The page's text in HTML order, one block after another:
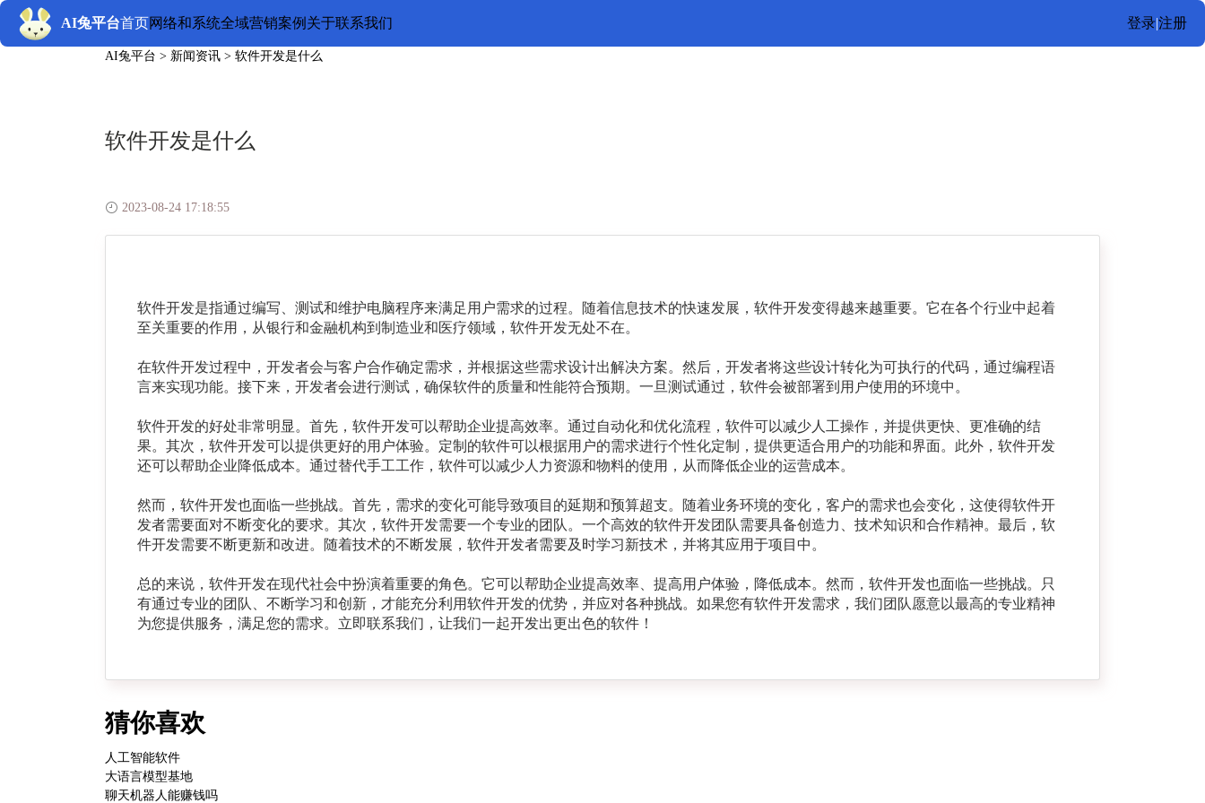
AI兔平台首页网络和系统全域营销案例 关于联系我们 登录|注册
AI兔平台 > 新闻资讯 > 软件开发是什么
软件开发是什么
2023-08-24 17:18:55
软件开发是指通过编写、测试和维护电脑程序来满足用户需求的过程。随着信息技术的快速发展，软件开发变得越来越重要。它在各个行业中起着
至关重要的作用，从银行和金融机构到制造业和医疗领域，软件开发无处不在。
在软件开发过程中，开发者会与客户合作确定需求，并根据这些需求设计出解决方案。然后，开发者将这些设计转化为可执行的代码，通过编程语
言来实现功能。接下来，开发者会进行测试，确保软件的质量和性能符合预期。一旦测试通过，软件会被部署到用户使用的环境中。
软件开发的好处非常明显。首先，软件开发可以帮助企业提高效率。通过自动化和优化流程，软件可以减少人工操作，并提供更快、更准确的结
果。其次，软件开发可以提供更好的用户体验。定制的软件可以根据用户的需求进行个性化定制，提供更适合用户的功能和界面。此外，软件开发
还可以帮助企业降低成本。通过替代手工工作，软件可以减少人力资源和物料的使用，从而降低企业的运营成本。
然而，软件开发也面临一些挑战。首先，需求的变化可能导致项目的延期和预算超支。随着业务环境的变化，客户的需求也会变化，这使得软件开
发者需要面对不断变化的要求。其次，软件开发需要一个专业的团队。一个高效的软件开发团队需要具备创造力、技术知识和合作精神。最后，软
件开发需要不断更新和改进。随着技术的不断发展，软件开发者需要及时学习新技术，并将其应用于项目中。
总的来说，软件开发在现代社会中扮演着重要的角色。它可以帮助企业提高效率、提高用户体验，降低成本。然而，软件开发也面临一些挑战。只
有通过专业的团队、不断学习和创新，才能充分利用软件开发的优势，并应对各种挑战。如果您有软件开发需求，我们团队愿意以最高的专业精神
为您提供服务，满足您的需求。立即联系我们，让我们一起开发出更出色的软件！
猜你喜欢
人工智能软件
大语言模型基地
聊天机器人能赚钱吗